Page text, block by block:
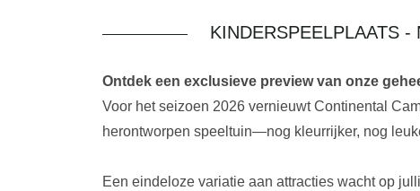
KINDERSPEELPLAATS -
Ontdek een exclusieve preview van onze
Voor het seizoen 2026 vernieuwt Continental
herontworpen speeltuin—nog kleurrijker, nog
Een eindeloze variatie aan attracties wacht op